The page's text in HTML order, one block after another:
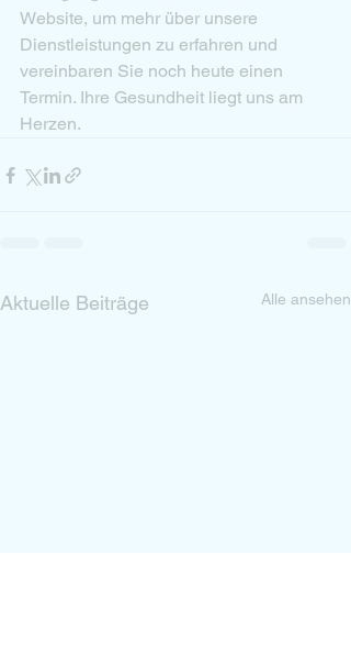
Website, um mehr über unsere
Dienstleistungen zu erfahren und
vereinbaren Sie noch heute einen
Termin. Ihre Gesundheit liegt uns am
Herzen.
Aktuelle Beiträge Alle ansehen